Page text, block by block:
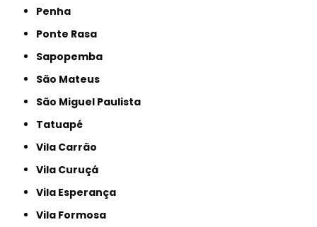
Penha
Ponte Rasa
Sapopemba
São Mateus
São Miguel Paulista
Tatuapé
Vila Carrão
Vila Curuçá
Vila Esperança
Vila Formosa